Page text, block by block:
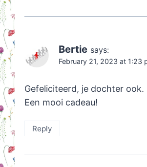
Bertie says:
February 21, 2023 at 1:23
Gefeliciteerd, je dochter ook.
Een mooi cadeau!
Reply